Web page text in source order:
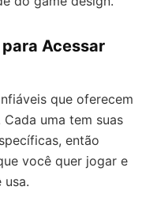
Acessar
que oferecem
uma tem suas
então
você quer jogar e
usa.